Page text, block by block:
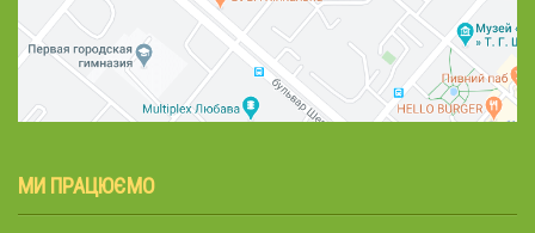
МИ ПРАЦЮЄМО